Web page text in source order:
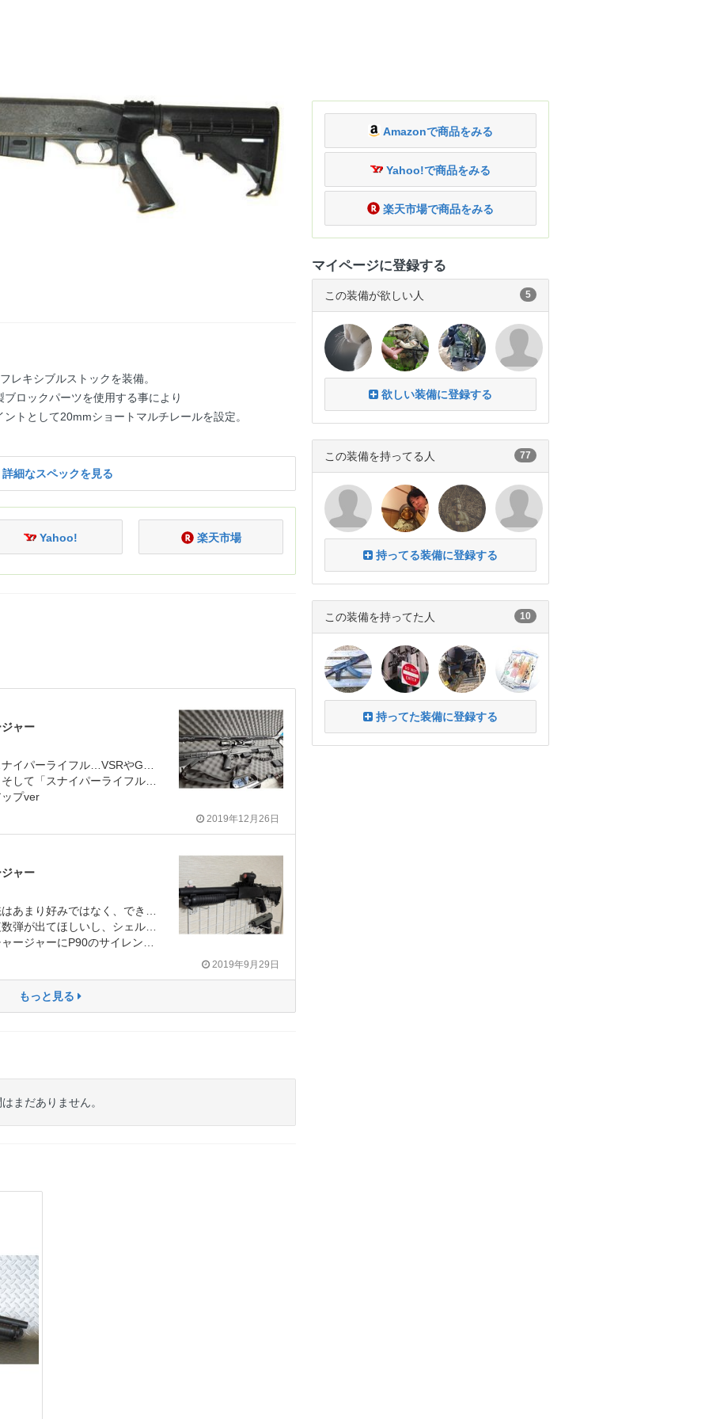
レキシブルストックを装備。
ロックパーツを使用する事により
トとして20mmショートマルチレールを設定。
詳細なスペックを見る
Yahoo! 楽天市場
ャー
して使う」という内容になる点をお許しいただきたい。
プver
2019年12月26日
ャー
まず最初に、自分は架空銃はあまり好みではなく、できればリコイルやボルトストップ、カート式など「銃っぽい機能」が強い製品が好きな人間です。
がいいし、サイレンサーは微妙ですねってのが基本的な考え。
けて遊んでます。一言でいえば「性能に惚れた」からです。
2019年9月29日
もっと見る
まだありません。
Amazonで商品をみる
Yahoo!で商品をみる
楽天市場で商品をみる
マイページに登録する
この装備が欲しい人 5
欲しい装備に登録する
この装備を持ってる人 77
持ってる装備に登録する
この装備を持ってた人 10
持ってた装備に登録する